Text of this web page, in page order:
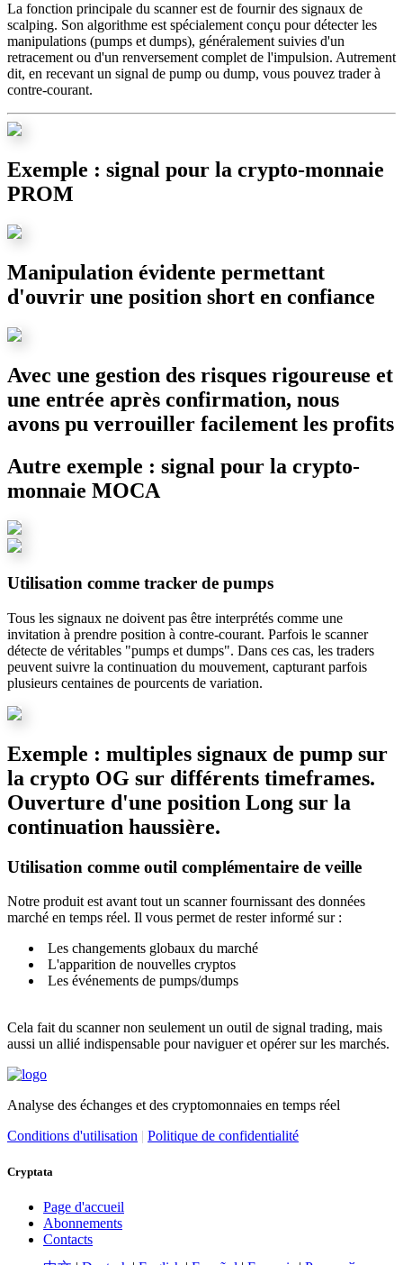
La fonction principale du scanner est de fournir des signaux de
scalping. Son algorithme est spécialement conçu pour détecter les
manipulations (pumps et dumps), généralement suivies d'un
retracement ou d'un renversement complet de l'impulsion. Autrement
dit, en recevant un signal de pump ou dump, vous pouvez trader à
contre-courant.
Exemple : signal pour la crypto-monnaie
PROM
Manipulation évidente permettant
d'ouvrir une position short en confiance
Avec une gestion des risques rigoureuse et
une entrée après confirmation, nous
avons pu verrouiller facilement les profits
Autre exemple : signal pour la crypto-
monnaie MOCA
Utilisation comme tracker de pumps
Tous les signaux ne doivent pas être interprétés comme une
invitation à prendre position à contre-courant. Parfois le scanner
détecte de véritables "pumps et dumps". Dans ces cas, les traders
peuvent suivre la continuation du mouvement, capturant parfois
plusieurs centaines de pourcents de variation.
Exemple : multiples signaux de pump sur
la crypto OG sur différents timeframes.
Ouverture d'une position Long sur la
continuation haussière.
Utilisation comme outil complémentaire de veille
Notre produit est avant tout un scanner fournissant des données
marché en temps réel. Il vous permet de rester informé sur :
Les changements globaux du marché
L'apparition de nouvelles cryptos
Les événements de pumps/dumps
Cela fait du scanner non seulement un outil de signal trading, mais
aussi un allié indispensable pour naviguer et opérer sur les marchés.
Analyse des échanges et des cryptomonnaies en temps réel
Conditions d'utilisation | Politique de confidentialité
Cryptata
Page d'accueil
Abonnements
Contacts